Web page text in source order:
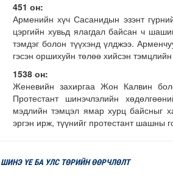
Европ дахь "Монгол гэр" зусланд 8 улсаас 35
451 он:
Арменийн хүч Сасанидын эзэнт
цэргийн хувьд ялагдал байсан ч
тэмдэг болон түүхэнд үлджээ.
гэсэн оршихуйн төлөө хийсэн
1538 он:
Женевийн захиргаа Жон Калвин
Протестант шинэчлэлийн
мэдлийн тэмцэл ямар хурц байсныг
эргэн ирж, түүнийг протестант шашны
ШИНЭ ҮЕ БА УЛС ТӨРИЙН ӨӨРЧЛӨЛТ